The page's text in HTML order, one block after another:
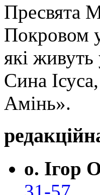
Пресвята
Покровом
які живуть
Сина
Амінь».
о. Ігор